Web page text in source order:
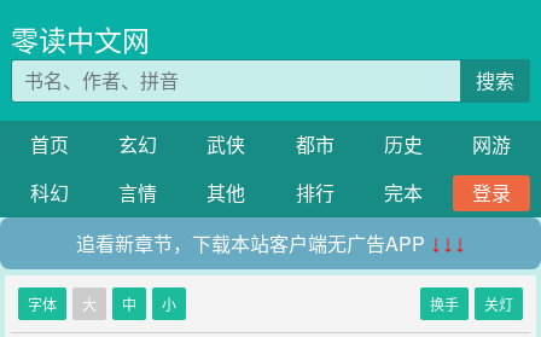
零读中文网
搜索
首页 玄幻 武侠 都市 历史
网游
科幻
言情 其他 排行 完本
登录
追看新章节，下载本站客户端无广告APP ↓↓↓
字体 大 中 小 换手 关灯